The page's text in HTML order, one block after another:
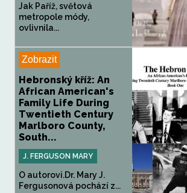
Jak Paříž, světová
metropole módy,
ovlivnila...
Zobrazit
Hebronský kříž: An
African American's
Family Life During
Twentieth Century
Marlboro County,
South...
J. FERGUSON MARY
O autorovi.Dr. Mary J.
Fergusonová pochází z...